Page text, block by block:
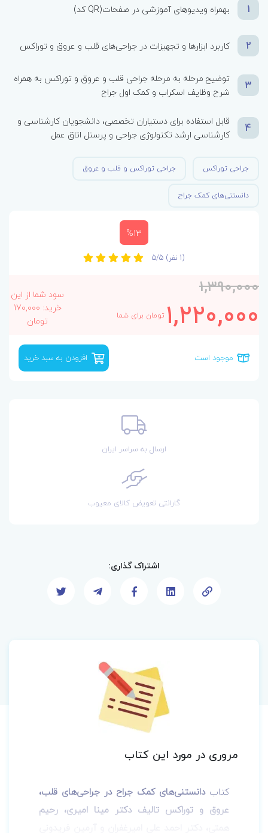
1
بهمراه ویدیوهای آموزشی در صفحات(QR کد)
2 کاربرد ابزارها و تجهیزات در جراحی‌های قلب و عروق و توراکس
3
توضیح مرحله به مرحله جراحی قلب و عروق و توراکس به همراه
شرح وظایف اسکراب و کمک اول جراح
4
قابل استفاده برای دستیاران تخصصی، دانشجویان کارشناسی و
کارشناسی ارشد تکنولوژی جراحی و پرسنل اتاق عمل
جراحی توراکس جراحی توراکس و قلب و عروق
دانستنی‌های کمک جراح
%13
5/5 (1 نفر)
1,390,000
1,220,000 تومان برای شما
سود شما از این
خرید: 170,000
تومان
موجود است افزودن به سبد خرید
ارسال به سراسر ایران
گارانتی تعویض کالای معیوب
اشتراک گذاری:
مروری در مورد این کتاب
کتاب داﻧﺴﺘﻨﯽﻫﺎی ﮐﻤﮏ ﺟﺮاح در ﺟﺮاﺣﯽﻫﺎی ﻗﻠﺐ،
ﻋﺮوق و ﺗﻮراﮐﺲ تالیف دکتر مینا امیری، رحیم